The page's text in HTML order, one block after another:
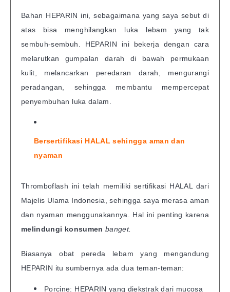
Bahan HEPARIN ini, sebagaimana yang saya sebut di
atas bisa menghilangkan luka lebam yang tak
sembuh-sembuh. HEPARIN ini bekerja dengan cara
melarutkan gumpalan darah di bawah permukaan
kulit, melancarkan peredaran darah, mengurangi
peradangan, sehingga membantu mempercepat
penyembuhan luka dalam.
Bersertifikasi HALAL sehingga aman dan
nyaman
Thromboflash ini telah memiliki sertifikasi HALAL dari
Majelis Ulama Indonesia, sehingga saya merasa aman
dan nyaman menggunakannya. Hal ini penting karena
melindungi konsumen banget.
Biasanya obat pereda lebam yang mengandung
HEPARIN itu sumbernya ada dua teman-teman:
Porcine: HEPARIN yang diekstrak dari mucosa